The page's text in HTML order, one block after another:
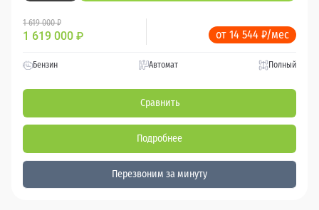
1 619 000 ₽
1 619 000 ₽ от 14 544 ₽/мес
Бензин Автомат Полный
Сравнить
Подробнее
Перезвоним за минуту